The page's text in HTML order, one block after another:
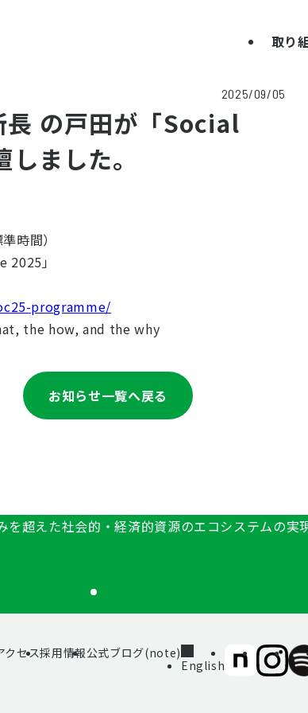
取り
2025/09/05
長 の戸田が「Social
ました。
時間）
」
programme/
the how, and the why
お知らせ一覧へ戻る
を超えた社会的・経済的資源のエコシステムの実
クセス採用情報公式ブログ(note)
English
SIIF（一
般財
SIIF（一
般財 般